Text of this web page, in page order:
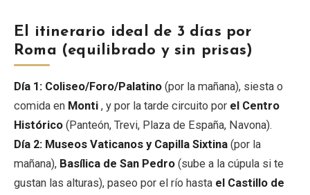
El itinerario ideal de 3 días por
Roma (equilibrado y sin prisas)
Día 1: Coliseo/Foro/Palatino (por la mañana), siesta o
comida en Monti , y por la tarde circuito por el Centro
Histórico (Panteón, Trevi, Plaza de España, Navona).
Día 2: Museos Vaticanos y Capilla Sixtina (por la
mañana), Basílica de San Pedro (sube a la cúpula si te
gustan las alturas), paseo por el río hasta el Castillo de